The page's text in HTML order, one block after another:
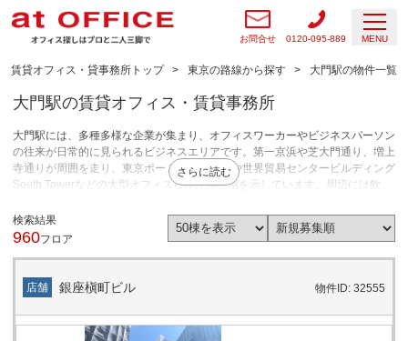
お問合せ 0120-095-889 MENU
賃貸オフィス・貸事務所トップ 東京の路線から探す 大門駅の物件一覧
大門駅の賃貸オフィス・賃貸事務所
大門駅には、多種多様な企業が集まり、オフィスワーカーやビジネスパーソン
の往来が日常的に見られるビジネスエリアです。第一京浜や芝大門通り、増上
寺通りが周囲を走り、東京ポートシティ竹芝や世界貿易センタービルディング
South Towerなどの大型オフィスビルが存在感を示しています。周辺には飲食
丁目地区再開発や浜松町二丁目4地区再開発、世界貿易センタービルの建て替
えが完了し、より高機能なビジネス拠点が形成されました。大門駅周辺にはオ
企業からの需要も安定しています。大門駅周辺は、都心へのアクセスを重視す
る企業や、採用力・企業イメージの向上を目指す企業、また多様なビジネスチ
ャンスを求める企業にとってオフィス・店舗の両用途に適した立地です。スピ
ード感ある事業展開や移転を支えるセットアップ済み物件も複数揃っており、
さらに読む
検索結果
960フロア
店舗 銀座槇町ビル 物件ID: 32555